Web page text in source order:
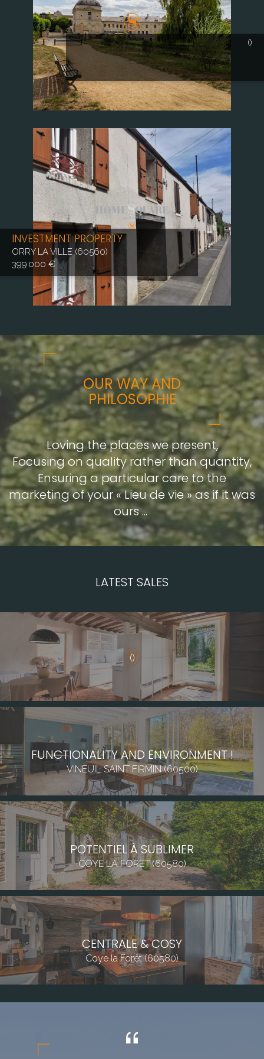
()
INVESTMENT PROPERTY
ORRY LA VILLE (60560)
399 000 €
OUR WAY AND
PHILOSOPHIE
Loving the places we present,
Focusing on quality rather than quantity,
Ensuring a particular care to the
marketing of your « Lieu de vie » as if it was
ours ...
LATEST SALES
()
FUNCTIONALITY AND ENVIRONMENT !
VINEUIL SAINT FIRMIN (60500)
POTENTIEL À SUBLIMER
COYE LA FORET (60580)
CENTRALE & COSY
Coye la Forêt (60580)